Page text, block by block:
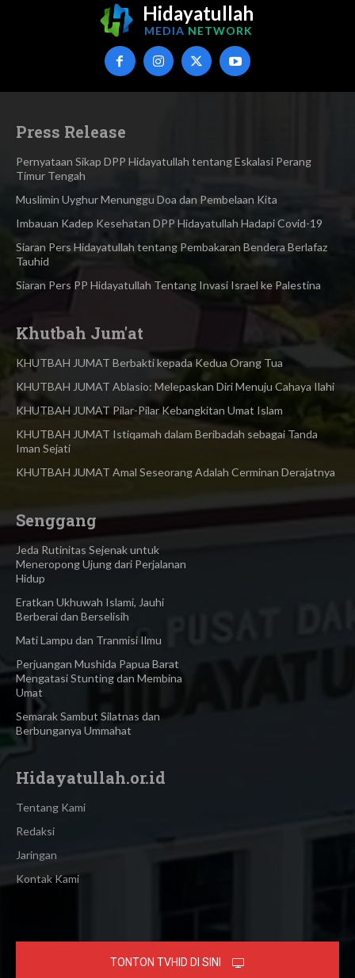
Hidayatullah
MEDIA NETWORK
Press Release
Pernyataan Sikap DPP Hidayatullah tentang Eskalasi Perang
Timur Tengah
Muslimin Uyghur Menunggu Doa dan Pembelaan Kita
Imbauan Kadep Kesehatan DPP Hidayatullah Hadapi Covid-19
Siaran Pers Hidayatullah tentang Pembakaran Bendera Berlafaz
Tauhid
Siaran Pers PP Hidayatullah Tentang Invasi Israel ke Palestina
Khutbah Jum'at
KHUTBAH JUMAT Berbakti kepada Kedua Orang Tua
KHUTBAH JUMAT Ablasio: Melepaskan Diri Menuju Cahaya Ilahi
KHUTBAH JUMAT Pilar-Pilar Kebangkitan Umat Islam
KHUTBAH JUMAT Istiqamah dalam Beribadah sebagai Tanda
Iman Sejati
KHUTBAH JUMAT Amal Seseorang Adalah Cerminan Derajatnya
Senggang
Jeda Rutinitas Sejenak untuk
Meneropong Ujung dari Perjalanan
Hidup
Eratkan Ukhuwah Islami, Jauhi
Berberai dan Berselisih
Mati Lampu dan Tranmisi Ilmu
Perjuangan Mushida Papua Barat
Mengatasi Stunting dan Membina
Umat
Semarak Sambut Silatnas dan
Berbunganya Ummahat
Hidayatullah.or.id
Tentang Kami
Redaksi
Jaringan
Kontak Kami
TONTON TVHID DI SINI